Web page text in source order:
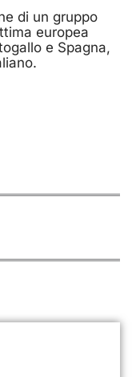
di un gruppo
europea
e Spagna,